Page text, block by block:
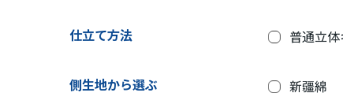
仕立て方法 普通立
側生地から選ぶ 新疆綿